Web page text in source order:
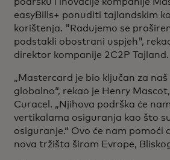
easyBills+ ponuditi tajlandskim
korištenja. "Radujemo se
podstakli obostrani uspjeh",
direktor kompanije 2C2P Tajland.
„Mastercard je bio ključan za
globalno“, rekao je Henry
Curacel. „Njihova podrška će
vertikalama osiguranja kao što
osiguranje.“ Ovo će nam
nova tržišta širom Evrope,